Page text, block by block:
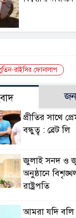
রাইসির ফোনালাপ
প্রীতির সাথে
বন্ধুত্ব : ব্রেট লি
জুলাই সনদ ও
অনুষ্ঠানে
রাষ্ট্রপতি
আমরা যদি